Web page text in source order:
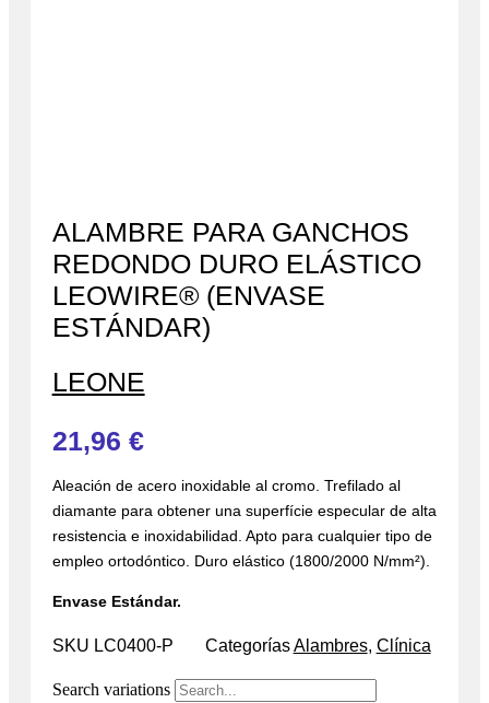
ALAMBRE PARA GANCHOS
REDONDO DURO ELÁSTICO
LEOWIRE® (ENVASE
ESTÁNDAR)
LEONE
21,96 €
Aleación de acero inoxidable al cromo. Trefilado al
diamante para obtener una superfície especular de alta
resistencia e inoxidabilidad. Apto para cualquier tipo de
empleo ortodóntico. Duro elástico (1800/2000 N/mm²).
Envase Estándar.
SKU LC0400-P Categorías Alambres, Clínica
Search variations